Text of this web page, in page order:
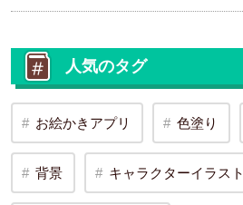
人気のタグ
お絵かきアプリ 色塗り
背景 キャラクターイラスト